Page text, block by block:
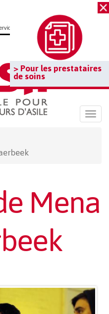
> Pour les prestataires
de soins
officiels :www.belgium.be
Mena